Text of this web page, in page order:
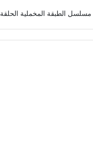
مسلسل الطبقة المخملية الحلقة 19